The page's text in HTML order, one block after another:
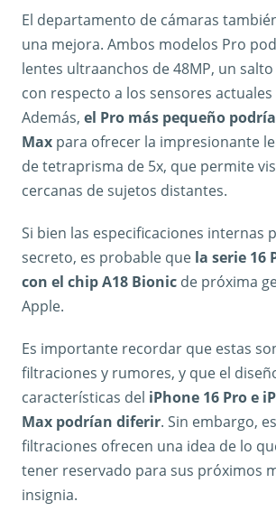
El departamento de cámaras
una mejora. Ambos modelos Pro
lentes ultraanchos de 48MP, un
con respecto a los sensores actuales
Además, el Pro más pequeño
Max para ofrecer la impresionante
de tetraprisma de 5x, que permite
cercanas de sujetos distantes.
Si bien las especificaciones internas
secreto, es probable que la serie 16
con el chip A18 Bionic de próxima
Apple.
Es importante recordar que estas
filtraciones y rumores, y que el
características del iPhone 16 Pro e
Max podrían diferir. Sin embargo,
filtraciones ofrecen una idea de lo
tener reservado para sus próximos
insignia.